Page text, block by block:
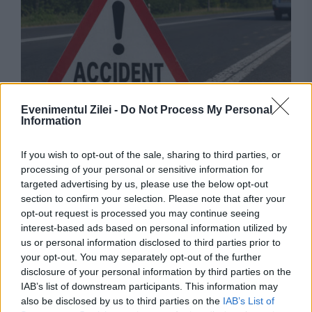
Evenimentul Zilei - Do Not Process My Personal
Information
If you wish to opt-out of the sale, sharing to third parties, or
processing of your personal or sensitive information for
targeted advertising by us, please use the below opt-out
section to confirm your selection. Please note that after your
opt-out request is processed you may continue seeing
interest-based ads based on personal information utilized by
us or personal information disclosed to third parties prior to
your opt-out. You may separately opt-out of the further
disclosure of your personal information by third parties on the
IAB’s list of downstream participants. This information may
also be disclosed by us to third parties on the IAB’s List of
SOCIAL
trafic